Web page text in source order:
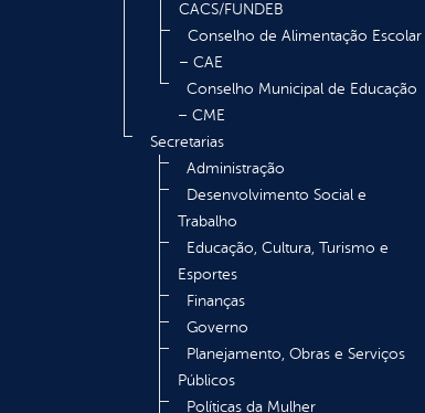
CACS/FUNDEB
Conselho de Alimentação Escolar
– CAE
Conselho Municipal de Educação
– CME
Secretarias
Administração
Desenvolvimento Social e
Trabalho
Educação, Cultura, Turismo e
Esportes
Finanças
Governo
Planejamento, Obras e Serviços
Públicos
Políticas da Mulher